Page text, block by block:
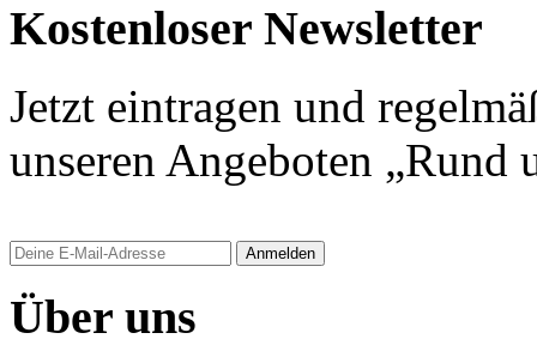
Kostenloser Newsletter
Jetzt eintragen und
unseren Angeboten „Rund
Anmelden
Über uns